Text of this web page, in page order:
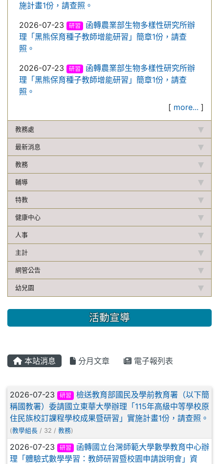
施計畫1份，請查照。
2026-07-23
研習
函轉農業部生物多樣性研究所辦
理「黑熊保育種子教師增能研習」簡章1份，請查
照。
2026-07-23
研習
函轉農業部生物多樣性研究所辦
理「黑熊保育種子教師增能研習」簡章1份，請查
照。
[ more... ]
教務處
最新消息
教務
輔導
特教
健康中心
人事
主計
網管公告
幼兒園
活動宣導
本站消息 分月文章 電子報列表
文章列表
2026-07-23 研習
檢送教育部國民及學前教育署（以下簡
稱國教署）委請國立東華大學辦理「115年高級中等學校原
住民族校訂課程學校成果暨研習」實施計畫1份，請查照。
(教學組長 / 32 / 教務)
2026-07-23 研習
函轉國立台灣師範大學數學教育中心辦
理「體驗式數學學習：教師研習暨校園申請說明會」資